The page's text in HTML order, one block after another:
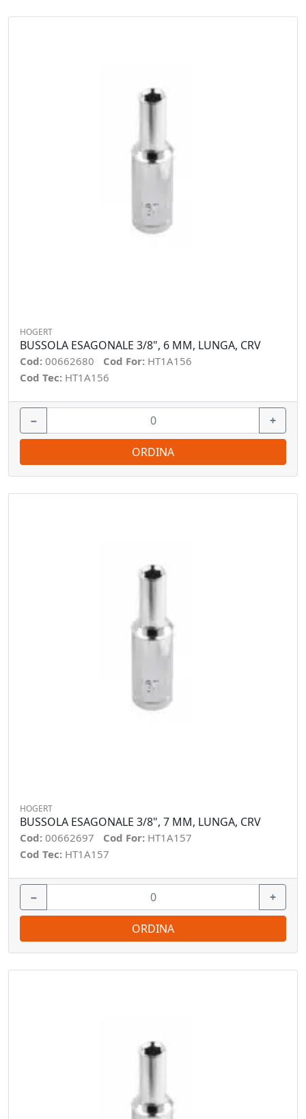
HOGERT
BUSSOLA ESAGONALE 3/8", 6 MM, LUNGA, CRV
Cod: 00662680 Cod For: HT1A156
Cod Tec: HT1A156
− +
ORDINA
HOGERT
BUSSOLA ESAGONALE 3/8", 7 MM, LUNGA, CRV
Cod: 00662697 Cod For: HT1A157
Cod Tec: HT1A157
− +
ORDINA